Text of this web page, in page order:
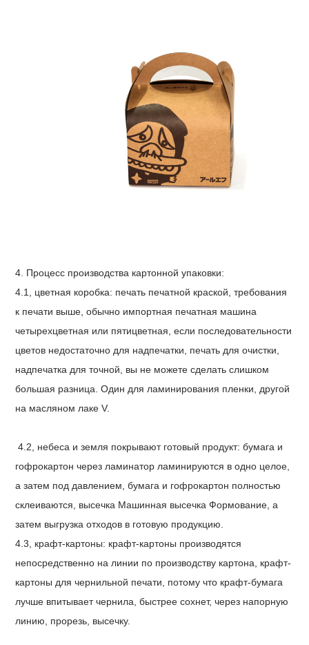
4. Процесс производства картонной упаковки:
4.1, цветная коробка: печать печатной краской, требования
к печати выше, обычно импортная печатная машина
четырехцветная или пятицветная, если последовательности
цветов недостаточно для надпечатки, печать для очистки,
надпечатка для точной, вы не можете сделать слишком
большая разница. Один для ламинирования пленки, другой
на масляном лаке V.
4.2, небеса и земля покрывают готовый продукт: бумага и
гофрокартон через ламинатор ламинируются в одно целое,
а затем под давлением, бумага и гофрокартон полностью
склеиваются, высечка Машинная высечка Формование, а
затем выгрузка отходов в готовую продукцию.
4.3, крафт-картоны: крафт-картоны производятся
непосредственно на линии по производству картона, крафт-
картоны для чернильной печати, потому что крафт-бумага
лучше впитывает чернила, быстрее сохнет, через напорную
линию, прорезь, высечку.